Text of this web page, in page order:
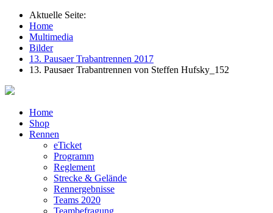
Aktuelle Seite:
Home
Multimedia
Bilder
13. Pausaer Trabantrennen 2017
13. Pausaer Trabantrennen von Steffen Hufsky_152
Home
Shop
Rennen
eTicket
Programm
Reglement
Strecke & Gelände
Rennergebnisse
Teams 2020
Teambefragung